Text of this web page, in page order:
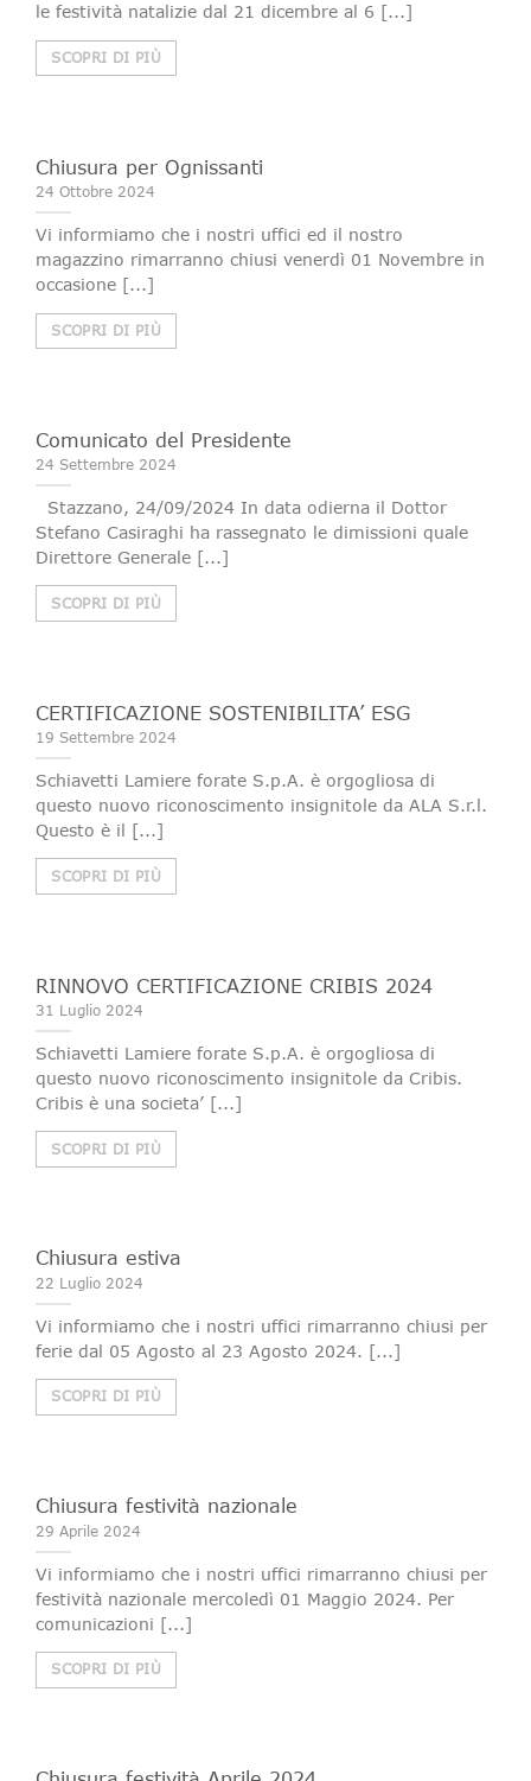
le festività natalizie dal 21 dicembre al 6 [...]
SCOPRI DI PIÙ
Chiusura per Ognissanti
24 Ottobre 2024
Vi informiamo che i nostri uffici ed il nostro
magazzino rimarranno chiusi venerdì 01 Novembre in
occasione [...]
SCOPRI DI PIÙ
Comunicato del Presidente
24 Settembre 2024
Stazzano, 24/09/2024 In data odierna il Dottor
Stefano Casiraghi ha rassegnato le dimissioni quale
Direttore Generale [...]
SCOPRI DI PIÙ
CERTIFICAZIONE SOSTENIBILITA’ ESG
19 Settembre 2024
Schiavetti Lamiere forate S.p.A. è orgogliosa di
questo nuovo riconoscimento insignitole da ALA S.r.l.
Questo è il [...]
SCOPRI DI PIÙ
RINNOVO CERTIFICAZIONE CRIBIS 2024
31 Luglio 2024
Schiavetti Lamiere forate S.p.A. è orgogliosa di
questo nuovo riconoscimento insignitole da Cribis.
Cribis è una societa’ [...]
SCOPRI DI PIÙ
Chiusura estiva
22 Luglio 2024
Vi informiamo che i nostri uffici rimarranno chiusi per
ferie dal 05 Agosto al 23 Agosto 2024. [...]
SCOPRI DI PIÙ
Chiusura festività nazionale
29 Aprile 2024
Vi informiamo che i nostri uffici rimarranno chiusi per
festività nazionale mercoledì 01 Maggio 2024. Per
comunicazioni [...]
SCOPRI DI PIÙ